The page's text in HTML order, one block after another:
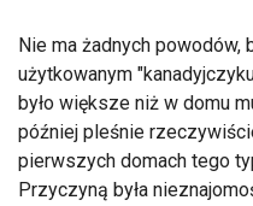
Nie ma żadnych
użytkowanym
było większe niż w domu
później pleśnie
pierwszych domach tego
Przyczyną była